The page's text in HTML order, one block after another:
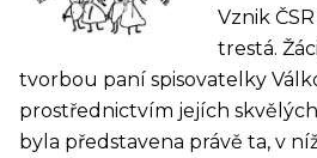
Vznik
trestá.
tvorbou paní spisovatelky
prostřednictvím jejích
byla představena právě ta, v